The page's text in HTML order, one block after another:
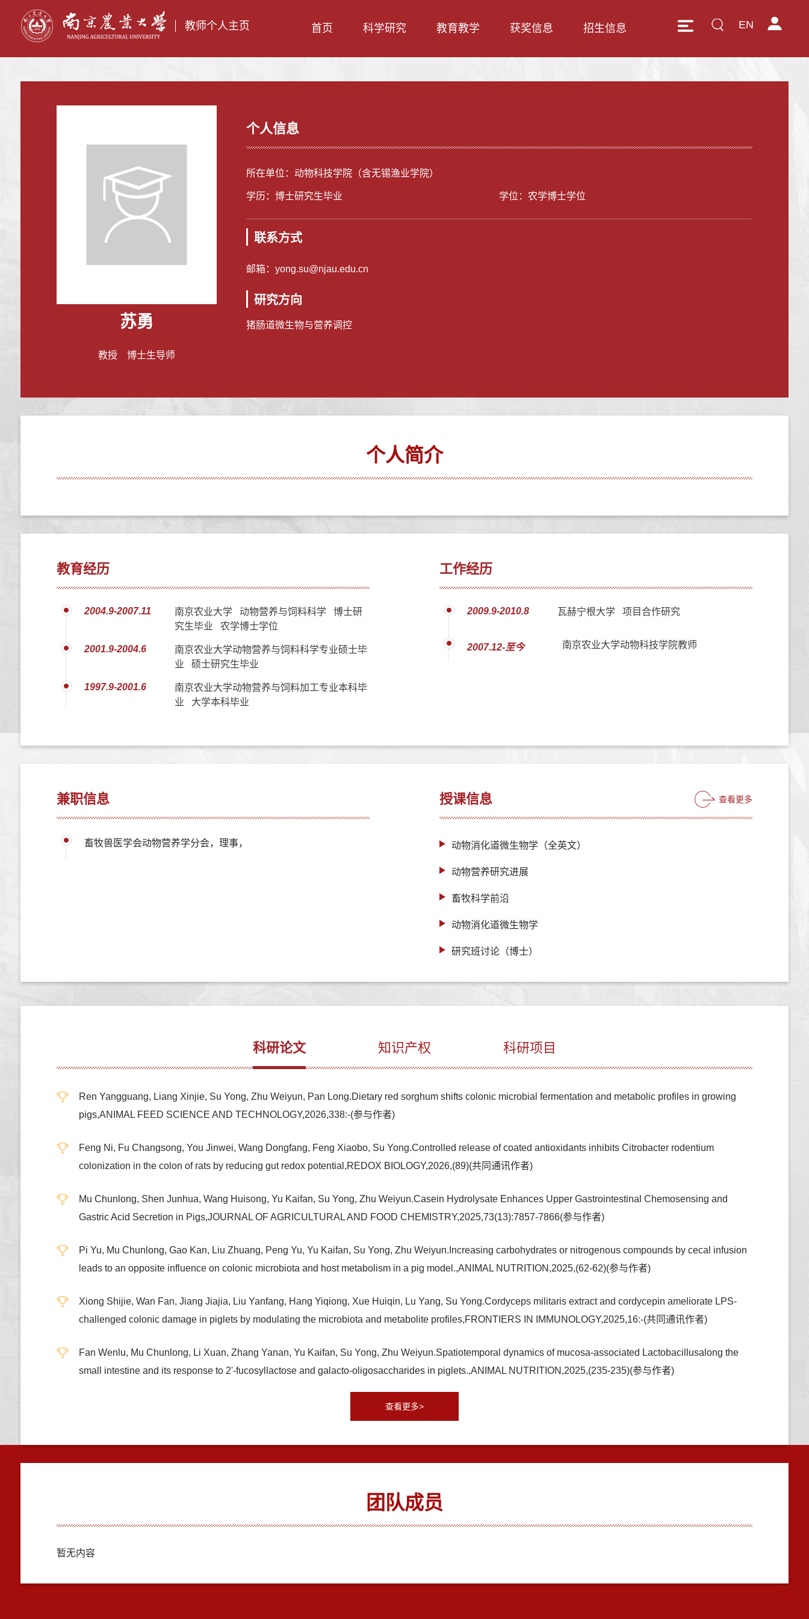
教师个人主页 EN
首页 科学研究 教育教学 获奖信息 招生信息
苏勇
教授 博士生导师
个人信息
所在单位：动物科技学院（含无锡渔业学院）
学历：博士研究生毕业 学位：农学博士学位
联系方式
邮箱： yong.su@njau.edu.cn
研究方向
猪肠道微生物与营养调控
个人简介
教育经历
2004.9-2007.11
南京农业大学 动物营养与饲料科学 博士研
究生毕业 农学博士学位
2001.9-2004.6
南京农业大学动物营养与饲料科学专业硕士毕
业 硕士研究生毕业
1997.9-2001.6
南京农业大学动物营养与饲料加工专业本科毕
业 大学本科毕业
工作经历
2009.9-2010.8 瓦赫宁根大学 项目合作研究
2007.12-至今 南京农业大学动物科技学院教师
兼职信息
畜牧兽医学会动物营养学分会，理事，
授课信息 查看更多
动物消化道微生物学（全英文）
动物营养研究进展
畜牧科学前沿
动物消化道微生物学
研究班讨论（博士）
科研论文 知识产权 科研项目
Ren Yangguang, Liang Xinjie, Su Yong, Zhu Weiyun, Pan Long.Dietary red sorghum shifts colonic microbial fermentation and metabolic profiles in growing
pigs,ANIMAL FEED SCIENCE AND TECHNOLOGY,2026,338:-(参与作者)
Feng Ni, Fu Changsong, You Jinwei, Wang Dongfang, Feng Xiaobo, Su Yong.Controlled release of coated antioxidants inhibits Citrobacter rodentium
colonization in the colon of rats by reducing gut redox potential,REDOX BIOLOGY,2026,(89)(共同通讯作者)
Mu Chunlong, Shen Junhua, Wang Huisong, Yu Kaifan, Su Yong, Zhu Weiyun.Casein Hydrolysate Enhances Upper Gastrointestinal Chemosensing and
Gastric Acid Secretion in Pigs,JOURNAL OF AGRICULTURAL AND FOOD CHEMISTRY,2025,73(13):7857-7866(参与作者)
Pi Yu, Mu Chunlong, Gao Kan, Liu Zhuang, Peng Yu, Yu Kaifan, Su Yong, Zhu Weiyun.Increasing carbohydrates or nitrogenous compounds by cecal infusion
leads to an opposite influence on colonic microbiota and host metabolism in a pig model.,ANIMAL NUTRITION,2025,(62-62)(参与作者)
Xiong Shijie, Wan Fan, Jiang Jiajia, Liu Yanfang, Hang Yiqiong, Xue Huiqin, Lu Yang, Su Yong.Cordyceps militaris extract and cordycepin ameliorate LPS-
challenged colonic damage in piglets by modulating the microbiota and metabolite profiles,FRONTIERS IN IMMUNOLOGY,2025,16:-(共同通讯作者)
Fan Wenlu, Mu Chunlong, Li Xuan, Zhang Yanan, Yu Kaifan, Su Yong, Zhu Weiyun.Spatiotemporal dynamics of mucosa-associated Lactobacillusalong the
small intestine and its response to 2'-fucosyllactose and galacto-oligosaccharides in piglets.,ANIMAL NUTRITION,2025,(235-235)(参与作者)
查看更多>
团队成员
暂无内容